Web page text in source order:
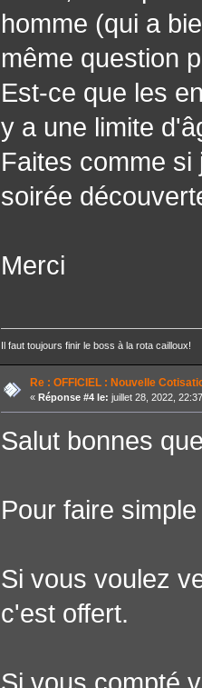
homme (qui a
même question
Est-ce que les
y a une limite
Faites comme
soirée
Merci
Il faut toujours finir le boss à la rota cailloux!
Re : OFFICIEL : Nouvelle
« Réponse #4 le: juillet 28, 2022,
Salut bonnes
Pour faire simple
Si vous voulez
c'est offert.